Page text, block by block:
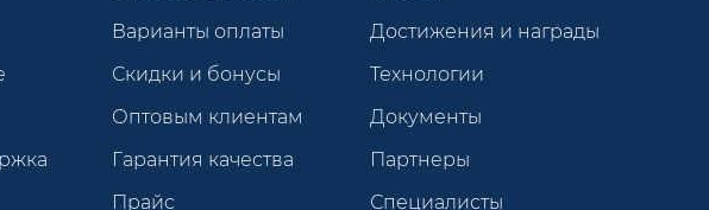
Варианты оплаты
Скидки и бонусы
Оптовым клиентам
Гарантия качества
Прайс
Достижения и награды
Технологии
Документы
Партнеры
Специалисты